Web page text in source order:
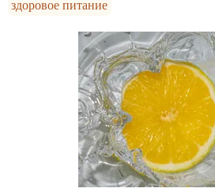
здоровое питание